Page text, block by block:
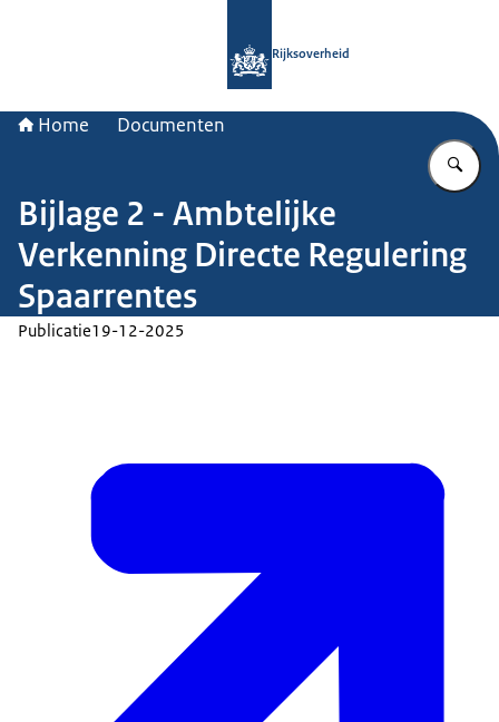
Rijksoverheid
Home Documenten
Bijlage 2 - Ambtelijke
Verkenning Directe Regulering
Spaarrentes
Publicatie19-12-2025